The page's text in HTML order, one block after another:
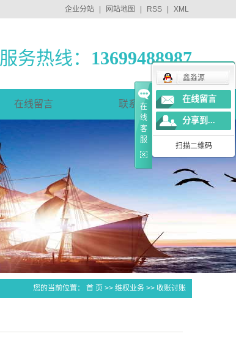
企业分站 网站地图 RSS XML
服务热线： 13699488987
在线留言 联系我们
您的当前位置： 首 页 >> 维权业务 >> 收账讨账
在
线
客
服
鑫淼源
在线留言
分享到...
扫描二维码